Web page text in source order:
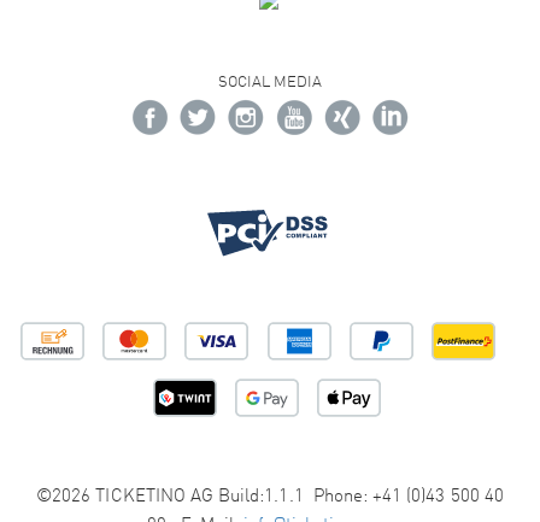
SOCIAL MEDIA
©2026 TICKETINO AG Build:1.1.1 Phone: +41 (0)43 500 40